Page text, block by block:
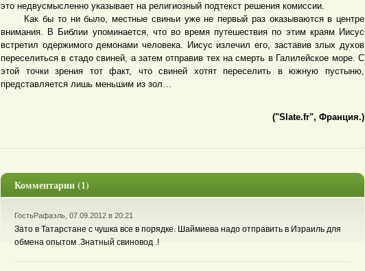
это недвусмысленно указывает на религиозный подтекст решения комиссии.
Как бы то ни было, местные свиньи уже не первый раз оказываются в центре
внимания. В Библии упоминается, что во время путешествия по этим краям Иисус
встретил одержимого демонами человека. Иисус излечил его, заставив злых духов
переселиться в стадо свиней, а затем отправив тех на смерть в Галилейское море. С
этой точки зрения тот факт, что свиней хотят переселить в южную пустыню,
представляется лишь меньшим из зол…
("Slate.fr", Франция.)
Комментарии (1)
ГостьРафаэль, 07.09.2012 в 20:21
Зато в Татарстане с чушка все в порядке. Шаймиева надо отправить в Израиль для
обмена опытом .Знатный свиновод .!